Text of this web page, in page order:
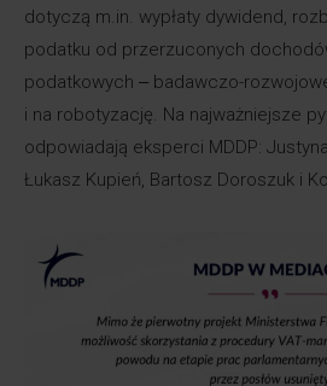
dotyczą m.in. wypłaty dywidend,
podatku od przerzuconych
podatkowych ‒ badawczo-
i na robotyzację. Na najważniejsze
odpowiadają eksperci MDDP:
Łukasz Kupień, Bartosz Doroszuk i